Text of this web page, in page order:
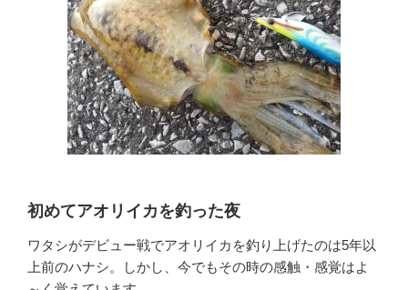
初めてアオリイカを釣った夜
ワタシがデビュー戦でアオリイカを釣り上げたのは5年以
上前のハナシ。しかし、今でもその時の感触・感覚はよ